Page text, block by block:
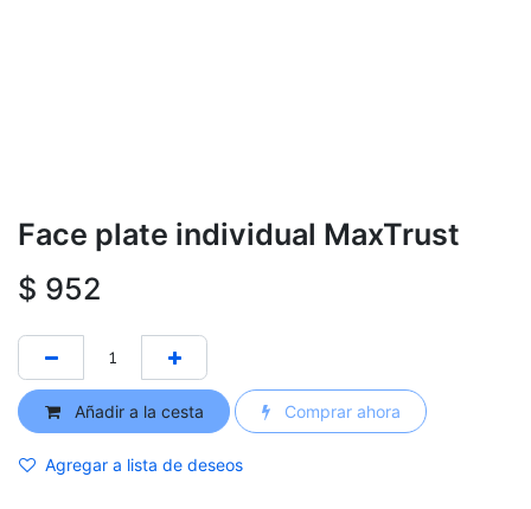
Face plate individual MaxTrust
$ 952
Añadir a la cesta Comprar ahora
Agregar a lista de deseos